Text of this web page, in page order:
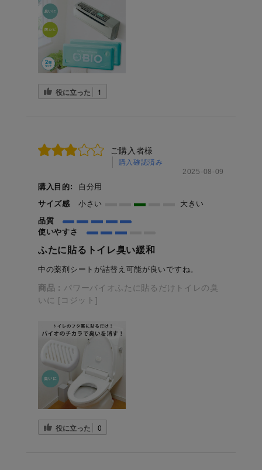
役に立った 1
ご購入者様
購入確認済み
2025-08-09
購入目的:
自分用
サイズ感
小さい
大きい
品質
使いやすさ
ふたに貼るトイレ臭い緩和
中の薬剤シートが詰替え可能が良いですね。
商品： パワーバイオふたに貼るだけトイレの臭
いに [コジット]
役に立った 0